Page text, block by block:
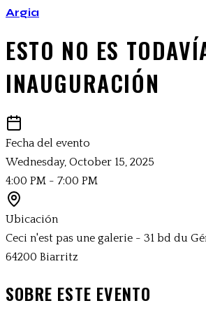
Argia
ESTO NO ES
INAUGURACIÓN
Fecha del evento
Wednesday, October 15, 2025
4:00 PM - 7:00 PM
Ubicación
Ceci n'est pas une galerie - 31 bd du
64200 Biarritz
SOBRE ESTE EVENTO